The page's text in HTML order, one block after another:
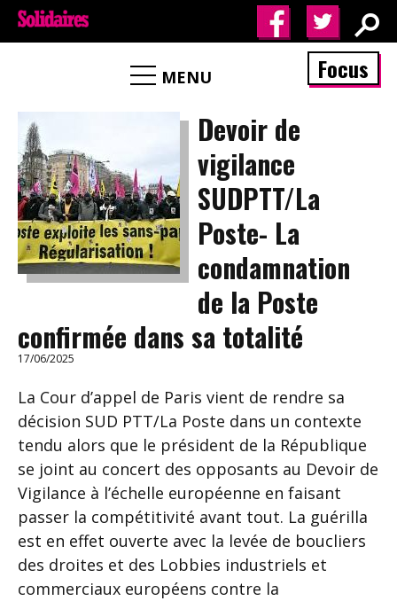
MENU Focus
Devoir de
vigilance
SUDPTT/La
Poste- La
condamnation
de la Poste
confirmée dans sa totalité
17/06/2025
La Cour d’appel de Paris vient de rendre sa
décision SUD PTT/La Poste dans un contexte
tendu alors que le président de la République
se joint au concert des opposants au Devoir de
Vigilance à l’échelle européenne en faisant
passer la compétitivité avant tout. La guérilla
est en effet ouverte avec la levée de boucliers
des droites et des Lobbies industriels et
commerciaux européens contre la